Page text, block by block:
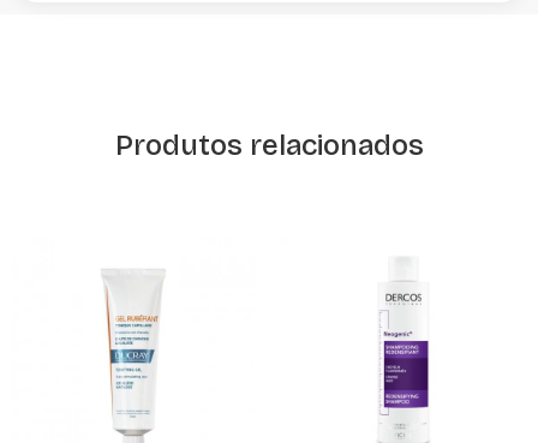
Produtos relacionados